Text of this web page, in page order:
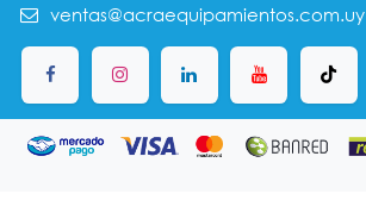
ventas@acraequipamientos.com.uy